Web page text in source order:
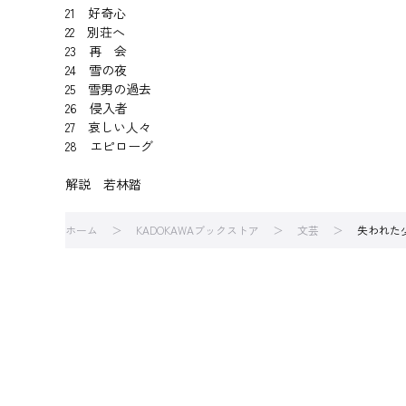
21 好奇心
22 別荘へ
23 再 会
24 雪の夜
25 雪男の過去
26 侵入者
27 哀しい人々
28 エピローグ
解説 若林踏
ホーム KADOKAWAブックストア 文芸 失われた